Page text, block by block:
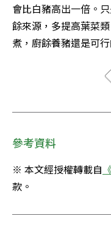
會比白豬高出一倍。
餘來源，多提高葉菜
煮，廚餘養豬還是可行
參考資料
※ 本文經授權轉載自
款。